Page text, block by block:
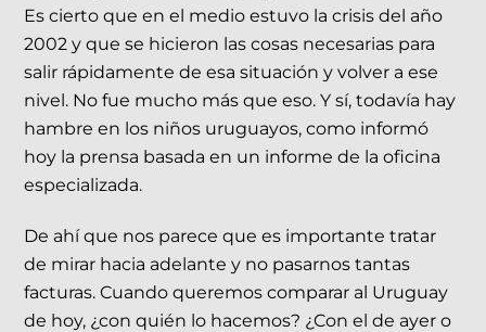
Es cierto que en el medio estuvo la crisis del año
2002 y que se hicieron las cosas necesarias para
salir rápidamente de esa situación y volver a ese
nivel. No fue mucho más que eso. Y sí, todavía hay
hambre en los niños uruguayos, como informó
hoy la prensa basada en un informe de la oficina
especializada.
De ahí que nos parece que es importante tratar
de mirar hacia adelante y no pasarnos tantas
facturas. Cuando queremos comparar al Uruguay
de hoy, ¿con quién lo hacemos? ¿Con el de ayer o